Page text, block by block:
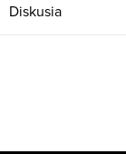
Diskusia